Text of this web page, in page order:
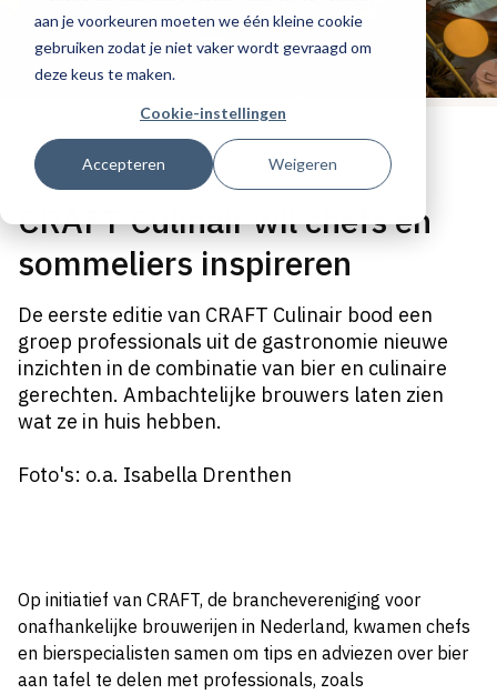
aan je voorkeuren moeten we één kleine cookie
gebruiken zodat je niet vaker wordt gevraagd om
deze keus te maken.
Cookie-instellingen
Accepteren Weigeren
Tags:bier
Gepubliceerd op: 6 november 2024
CRAFT Culinair wil chefs en
sommeliers inspireren
De eerste editie van CRAFT Culinair bood een
groep professionals uit de gastronomie nieuwe
inzichten in de combinatie van bier en culinaire
gerechten. Ambachtelijke brouwers laten zien
wat ze in huis hebben.
Foto's: o.a. Isabella Drenthen
Op initiatief van CRAFT, de branchevereniging voor
onafhankelijke brouwerijen in Nederland, kwamen chefs
en bierspecialisten samen om tips en adviezen over bier
aan tafel te delen met professionals, zoals